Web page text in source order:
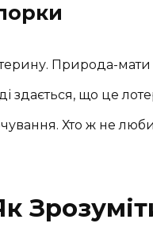
Природа-мати
здається, що це
Хто ж не